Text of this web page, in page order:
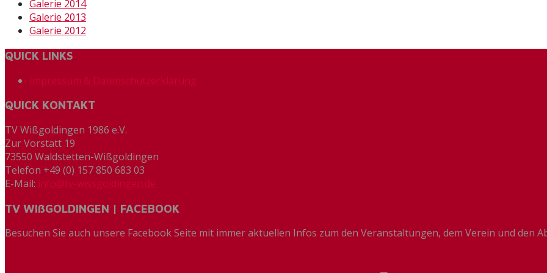
Galerie 2014
Galerie 2013
Galerie 2012
QUICK LINKS
Impressum & Datenschutzerklärung
QUICK KONTAKT
TV Wißgoldingen 1986 e.V.
Zur Vorstatt 19
73550 Waldstetten-Wißgoldingen
Telefon +49 (0) 157 850 683 03
E-Mail: info@tv-wissgoldingen.de
TV WIßGOLDINGEN | FACEBOOK
Besuchen Sie auch unsere Facebook Seite mit immer aktuellen Infos zum den Veranstaltungen, dem Verein und den